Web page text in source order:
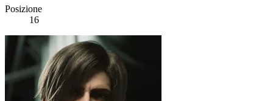
Posizione
16